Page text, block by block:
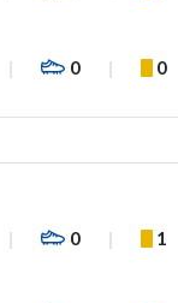
0 0
0 1